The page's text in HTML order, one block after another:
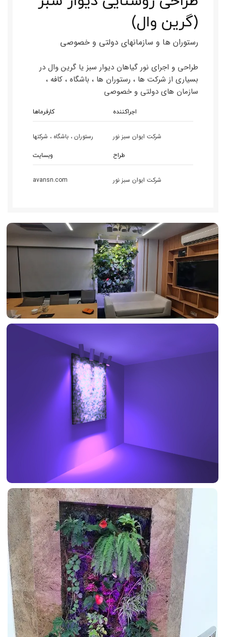
(گرین وال)
رستوران ها و سازمانهای دولتی و خصوصی
طراحی و اجرای نور گیاهان دیوار سبز یا گرین وال در
بسیاری از شرکت ها ، رستوران ها ، باشگاه ، کافه ،
سازمان های دولتی و خصوصی
اجراکننده
شرکت ایوان سبز نور
کارفرماها
رستوران ، باشگاه ، شرکتها
طراح
شرکت ایوان سبز نور
وبسایت
avansn.com